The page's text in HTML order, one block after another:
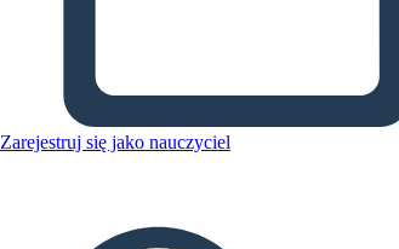
Zarejestruj się jako nauczyciel